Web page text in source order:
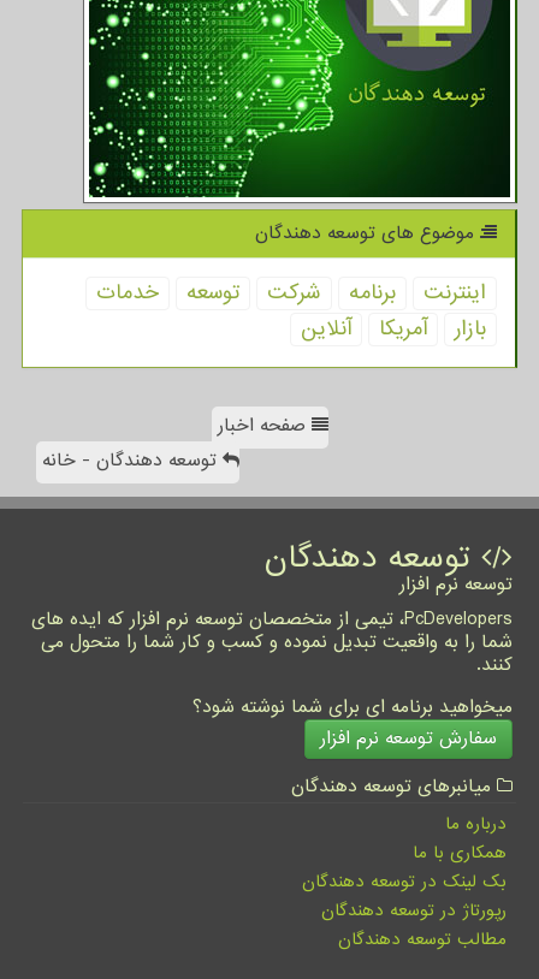
موضوع های توسعه دهندگان
اینترنت برنامه شركت توسعه
خدمات
بازار
آمریكا آنلاین
صفحه اخبار
توسعه دهندگان - خانه
توسعه دهندگان
توسعه نرم افزار
PcDevelopers، تیمی از متخصصان توسعه نرم افزار که ایده های
شما را به واقعیت تبدیل نموده و کسب و کار شما را متحول می
کنند.
میخواهید برنامه ای برای شما نوشته شود؟
سفارش توسعه نرم افزار
میانبرهای توسعه دهندگان
درباره ما
همکاری با ما
بک لینک در توسعه دهندگان
رپورتاژ در توسعه دهندگان
مطالب توسعه دهندگان